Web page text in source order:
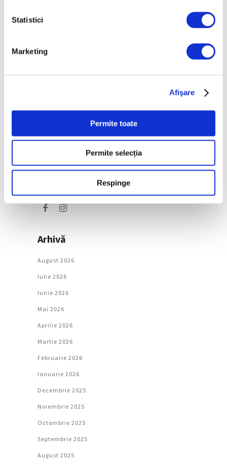
Statistici
Marketing
Afişare
Permite toate
Permite selecția
Respinge
Natură
Urmăreşte-ne pe
Arhivă
August 2026
Iulie 2026
Iunie 2026
Mai 2026
Aprilie 2026
Martie 2026
Februarie 2026
Ianuarie 2026
Decembrie 2025
Noiembrie 2025
Octombrie 2025
Septembrie 2025
August 2025